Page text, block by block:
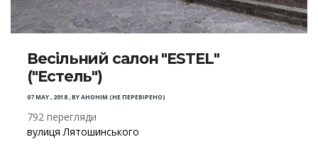
Весільний салон "ESTEL"
("Естель")
07 MAY , 2018,BYАНОНІМ (НЕ ПЕРЕВІРЕНО)
792 перегляди
вулиця Лятошинського